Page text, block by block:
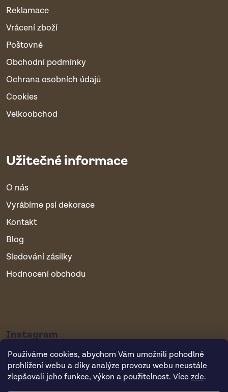
Používáme cookies, abychom Vám umožnili pohodlné
prohlížení webu a díky analýze provozu webu neustále
zlepšovali jeho funkce, výkon a použitelnost. Více zde.
Reklamace
Vrácení zboží
Poštovné
Obchodní podmínky
Ochrana osobních údajů
Cookies
Velkoobchod
Užitečné informace
O nás
Vyrábíme psí dekorace
Kontakt
Blog
Sledování zásilky
Hodnocení obchodu
Instagram